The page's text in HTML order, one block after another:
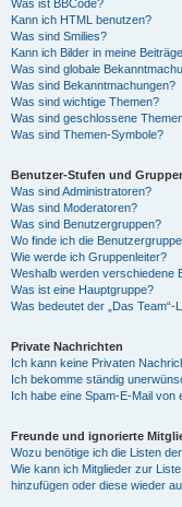
Was ist BBCode?
Kann ich HTML benutzen?
Was sind Smilies?
Kann ich Bilder in meine
Was sind globale
Was sind Bekanntmachungen?
Was sind wichtige Themen?
Was sind geschlossene
Was sind Themen-Symbole?
Benutzer-Stufen und
Was sind Administratoren?
Was sind Moderatoren?
Was sind Benutzergruppen?
Wo finde ich die
Wie werde ich Gruppenleiter?
Weshalb werden verschiedene
Was ist eine Hauptgruppe?
Was bedeutet der „Das Team“-
Private Nachrichten
Ich kann keine Privaten
Ich bekomme ständig
Ich habe eine Spam-E-Mail von
Freunde und ignorierte
Wozu benötige ich die Listen
Wie kann ich Mitglieder zur
hinzufügen oder diese wieder